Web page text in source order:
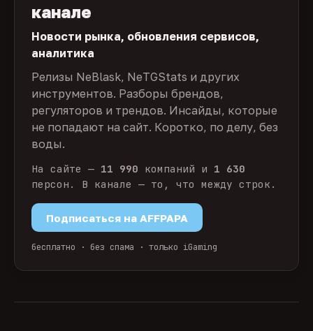
канале
Новости рынка, обновления сервисов,
аналитика
Релизы NeBlask, NeTGStats и других
инструментов. Разборы брендов,
регуляторов и трендов. Инсайды, которые
не попадают на сайт. Коротко, по делу, без
воды.
На сайте — 11 990 компаний и 1 630
персон. В канале — то, что между строк.
Подписаться на AFFPAPA
бесплатно · без спама · только iGaming